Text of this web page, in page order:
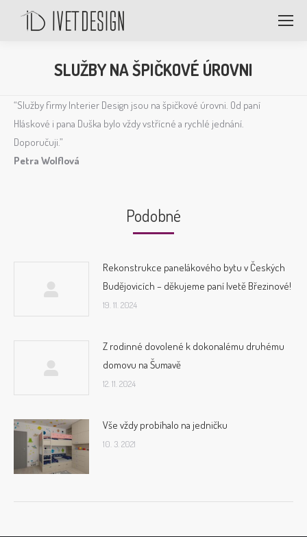
SLUŽBY NA ŠPIČKOVÉ ÚROVNI
“Služby firmy Interier Design jsou na špičkové úrovni. Od paní
Hláskové i pana Duška bylo vždy vstřícné a rychlé jednání.
Doporučuji.”
Petra Wolflová
Podobné
Rekonstrukce panelákového bytu v Českých
Budějovicích – děkujeme paní Ivetě Březinové!
19. 11. 2024
Z rodinné dovolené k dokonalému druhému
domovu na Šumavě
12. 11. 2024
Vše vždy probíhalo na jedničku
10. 3. 2021